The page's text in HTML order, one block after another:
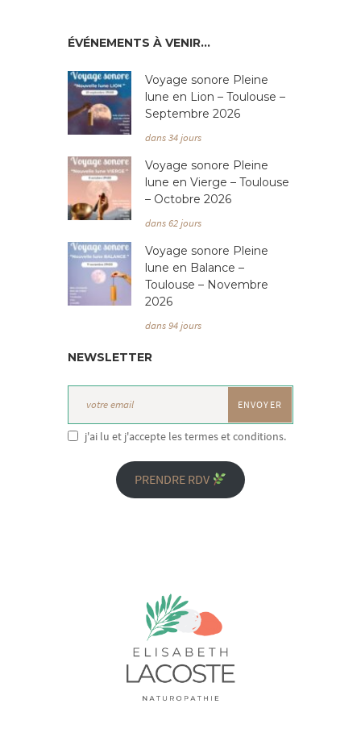
ÉVÉNEMENTS À VENIR…
Voyage sonore Pleine
lune en Lion – Toulouse –
Septembre 2026
dans 34 jours
Voyage sonore Pleine
lune en Vierge – Toulouse
– Octobre 2026
dans 62 jours
Voyage sonore Pleine
lune en Balance –
Toulouse – Novembre
2026
dans 94 jours
NEWSLETTER
j'ai lu et j'accepte les termes et conditions.
PRENDRE RDV